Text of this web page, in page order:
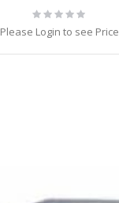
Rating:
0%
Please Login to see Price